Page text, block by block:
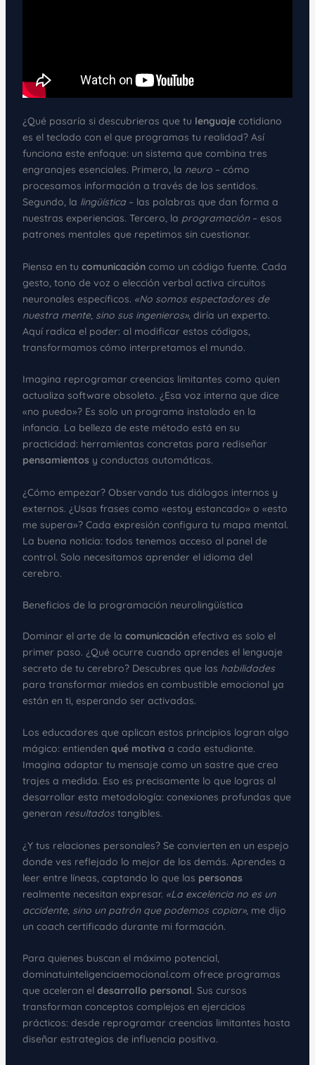
¿Qué pasaría si descubrieras que tu lenguajecotidiano
es el teclado con el que programas tu realidad? Así
funciona este enfoque: un sistema que combina tres
engranajes esenciales. Primero, la neuro– cómo
procesamos información a través de los sentidos.
Segundo, la lingüística– las palabras que dan forma a
nuestras experiencias. Tercero, la programación– esos
patrones mentales que repetimos sin cuestionar.
Piensa en tu comunicacióncomo un código fuente. Cada
gesto, tono de voz o elección verbal activa circuitos
neuronales específicos. «No somos espectadores de
nuestra mente, sino sus ingenieros», diría un experto.
Aquí radica el poder: al modificar estos códigos,
transformamos cómo interpretamos el mundo.
Imagina reprogramar creencias limitantes como quien
actualiza software obsoleto. ¿Esa voz interna que dice
«no puedo»? Es solo un programa instalado en la
infancia. La belleza de este método está en su
practicidad: herramientas concretas para rediseñar
pensamientos y conductas automáticas.
¿Cómo empezar? Observando tus diálogos internos y
externos. ¿Usas frases como «estoy estancado» o «esto
me supera»? Cada expresión configura tu mapa mental.
La buena noticia: todos tenemos acceso al panel de
control. Solo necesitamos aprender el idioma del
cerebro.
Beneficios de la programación neurolingüística
Dominar el arte de la comunicaciónefectiva es solo el
primer paso. ¿Qué ocurre cuando aprendes el lenguaje
secreto de tu cerebro? Descubres que las habilidades
para transformar miedos en combustible emocional ya
están en ti, esperando ser activadas.
Los educadores que aplican estos principios logran algo
mágico: entienden qué motiva a cada estudiante.
Imagina adaptar tu mensaje como un sastre que crea
trajes a medida. Eso es precisamente lo que logras al
desarrollar esta metodología: conexiones profundas que
generan resultadostangibles.
¿Y tus relaciones personales? Se convierten en un espejo
donde ves reflejado lo mejor de los demás. Aprendes a
leer entre líneas, captando lo que las personas
realmente necesitan expresar. «La excelencia no es un
accidente, sino un patrón que podemos copiar», me dijo
un coach certificado durante mi formación.
Para quienes buscan el máximo potencial,
dominatuinteligenciaemocional.com ofrece programas
que aceleran el desarrollo personal. Sus cursos
transforman conceptos complejos en ejercicios
prácticos: desde reprogramar creencias limitantes hasta
diseñar estrategias de influencia positiva.